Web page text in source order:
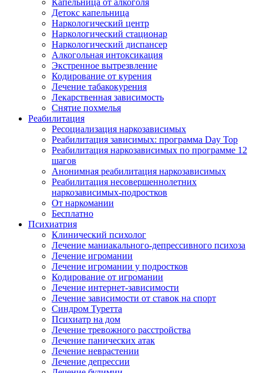
Капельница от алкоголя
Детокс капельница
Наркологический центр
Наркологический стационар
Наркологический диспансер
Алкогольная интоксикация
Экстренное вытрезвление
Кодирование от курения
Лечение табакокурения
Лекарственная зависимость
Снятие похмелья
Реабилитация
Ресоциализация наркозависимых
Реабилитация зависимых: программа Day Top
Реабилитация наркозависимых по программе 12
шагов
Анонимная реабилитация наркозависимых
Реабилитация несовершеннолетних
наркозависимых-подростков
От наркомании
Бесплатно
Психиатрия
Клинический психолог
Лечение маниакального-депрессивного психоза
Лечение игромании
Лечение игромании у подростков
Кодирование от игромании
Лечение интернет-зависимости
Лечение зависимости от ставок на спорт
Синдром Туретта
Психиатр на дом
Лечение тревожного расстройства
Лечение панических атак
Лечение неврастении
Лечение депрессии